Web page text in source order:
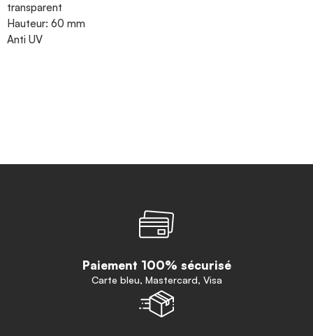
transparent
Hauteur: 60 mm
Anti UV
Paiement 100% sécurisé
Carte bleu, Mastercard, Visa